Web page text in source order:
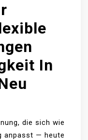
In
die sich wie
anpasst — heute